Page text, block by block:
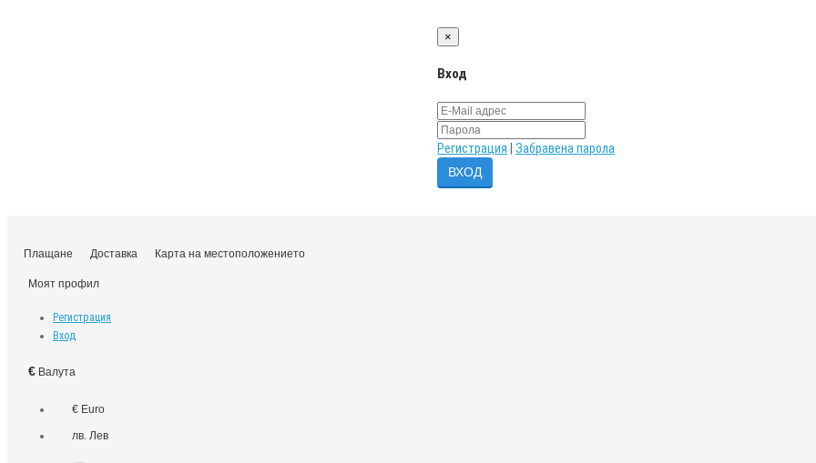
×
Вход
Регистрация Забравена парола
Плащане Доставка Карта на местоположението
Моят профил
Регистрация
Вход
€ Валута
€ Euro
лв. Лев